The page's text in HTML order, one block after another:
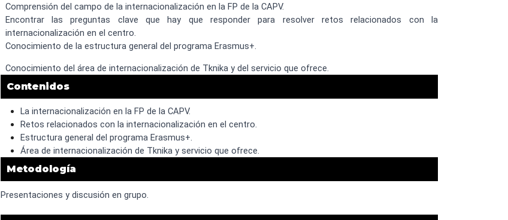
Comprensión del campo de la internacionalización en la FP de la CAPV.
Encontrar las preguntas clave que hay que responder para resolver retos relacionados con la
internacionalización en el centro.
Conocimiento de la estructura general del programa Erasmus+.
Conocimiento del área de internacionalización de Tknika y del servicio que ofrece.
Contenidos
La internacionalización en la FP de la CAPV.
Retos relacionados con la internacionalización en el centro.
Estructura general del programa Erasmus+.
Área de internacionalización de Tknika y servicio que ofrece.
Metodología
Presentaciones y discusión en grupo.